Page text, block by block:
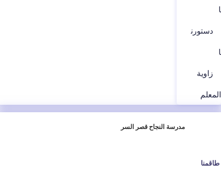
ا
دستورن
ا
زاوية
المعلم
مدرسة النجاح قصر السر
طاقمنا